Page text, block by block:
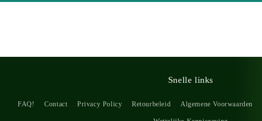
Snelle links
FAQ! Contact Privacy Policy Retourbeleid Algemene Voorwaarden